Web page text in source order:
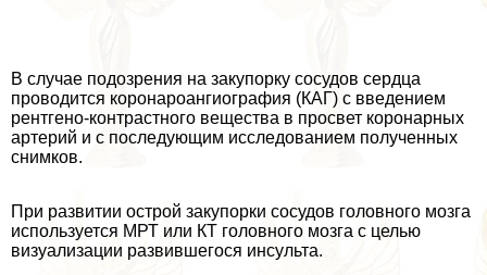
В случае подозрения на закупорку сосудов сердца
проводится коронароангиография (КАГ) с введением
рентгено-контрастного вещества в просвет коронарных
артерий и с последующим исследованием полученных
снимков.
При развитии острой закупорки сосудов головного мозга
используется МРТ или КТ головного мозга с целью
визуализации развившегося инсульта.